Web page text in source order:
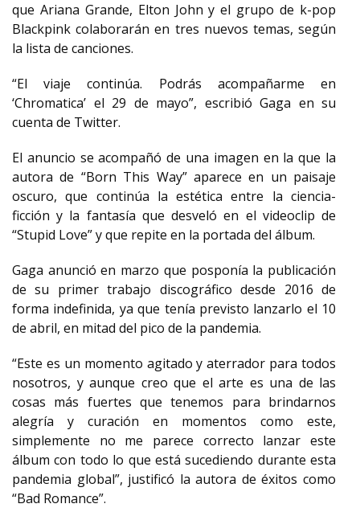
que Ariana Grande, Elton John y el grupo de k-pop
Blackpink colaborarán en tres nuevos temas, según
la lista de canciones.
“El viaje continúa. Podrás acompañarme en
‘Chromatica’ el 29 de mayo”, escribió Gaga en su
cuenta de Twitter.
El anuncio se acompañó de una imagen en la que la
autora de “Born This Way” aparece en un paisaje
oscuro, que continúa la estética entre la ciencia-
ficción y la fantasía que desveló en el videoclip de
“Stupid Love” y que repite en la portada del álbum.
Gaga anunció en marzo que posponía la publicación
de su primer trabajo discográfico desde 2016 de
forma indefinida, ya que tenía previsto lanzarlo el 10
de abril, en mitad del pico de la pandemia.
“Este es un momento agitado y aterrador para todos
nosotros, y aunque creo que el arte es una de las
cosas más fuertes que tenemos para brindarnos
alegría y curación en momentos como este,
simplemente no me parece correcto lanzar este
álbum con todo lo que está sucediendo durante esta
pandemia global”, justificó la autora de éxitos como
“Bad Romance”.